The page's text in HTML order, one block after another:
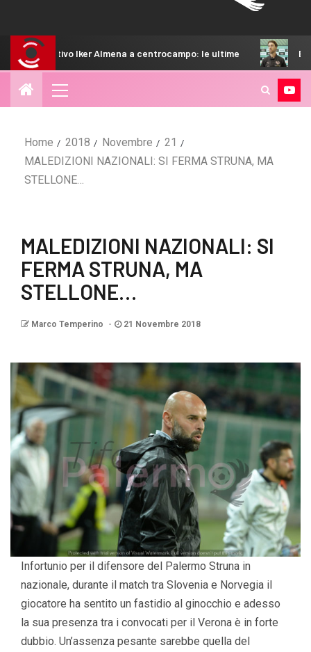
Almena a centrocampo: le ultime Bani: “Non ci
Home 2018 Novembre
21
MALEDIZIONI NAZIONALI: SI FERMA STRUNA, MA
STELLONE…
MALEDIZIONI NAZIONALI: SI
FERMA STRUNA, MA
STELLONE…
Marco Temperino 21 Novembre 2018
Infortunio per il difensore del Palermo Struna in
nazionale, durante il match tra Slovenia e Norvegia il
giocatore ha sentito un fastidio al ginocchio e adesso
la sua presenza tra i convocati per il Verona è in forte
dubbio. Un’assenza pesante sarebbe quella del